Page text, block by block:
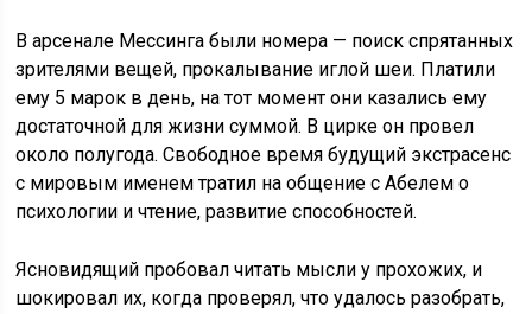
В арсенале Мессинга были номера — поиск спрятанных
зрителями вещей, прокалывание иглой шеи. Платили
ему 5 марок в день, на тот момент они казались ему
достаточной для жизни суммой. В цирке он провел
около полугода. Свободное время будущий экстрасенс
с мировым именем тратил на общение с Абелем о
психологии и чтение, развитие способностей.
Ясновидящий пробовал читать мысли у прохожих, и
шокировал их, когда проверял, что удалось разобрать,